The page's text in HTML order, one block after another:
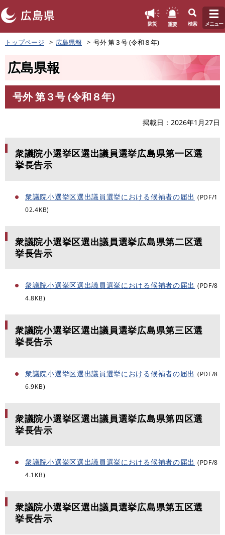
ペ
ー
頭
す
防災 重要 検索 メニュー
トップページ 広島県報 号外 第３号 (令和８年)
広島県報
文
号外 第３号 (令和８年)
掲載日 2026年1月27日
衆議院小選挙区選出議員選挙広島県第一区選
挙長告示
衆議院小選挙区選出議員選挙における候補者の届出 (PDF/1
02.4KB)
衆議院小選挙区選出議員選挙広島県第二区選
挙長告示
衆議院小選挙区選出議員選挙における候補者の届出 (PDF/8
4.8KB)
衆議院小選挙区選出議員選挙広島県第三区選
挙長告示
衆議院小選挙区選出議員選挙における候補者の届出 (PDF/8
6.9KB)
衆議院小選挙区選出議員選挙広島県第四区選
挙長告示
衆議院小選挙区選出議員選挙における候補者の届出 (PDF/8
4.1KB)
衆議院小選挙区選出議員選挙広島県第五区選
挙長告示